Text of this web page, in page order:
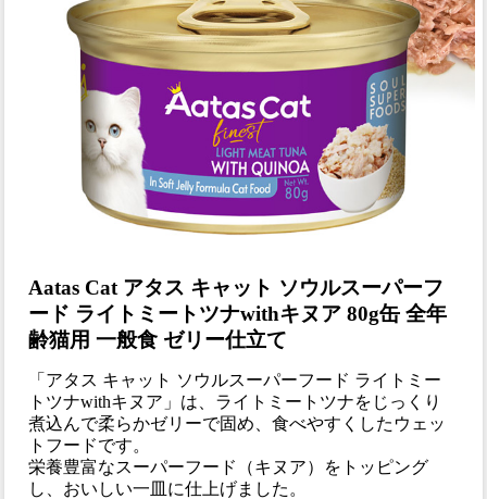
Aatas Cat アタス キャット ソウルスーパーフ
ード ライトミートツナwithキヌア 80g缶 全年
齢猫用 一般食 ゼリー仕立て
「アタス キャット ソウルスーパーフード ライトミー
トツナwithキヌア」は、ライトミートツナをじっくり
煮込んで柔らかゼリーで固め、食べやすくしたウェッ
トフードです。
栄養豊富なスーパーフード（キヌア）をトッピング
し、おいしい一皿に仕上げました。